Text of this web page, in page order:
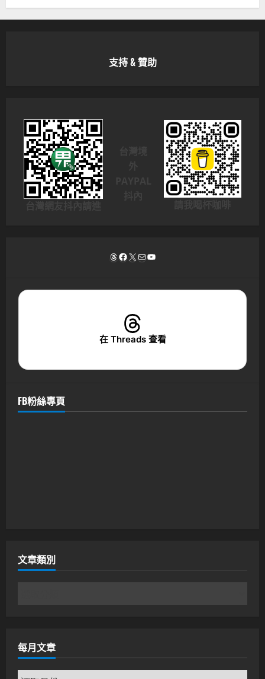
支持 & 贊助
Threads
Facebook
X 電子郵件YouTube
在 Threads 查看
FB粉絲專頁
文章類別
每月文章